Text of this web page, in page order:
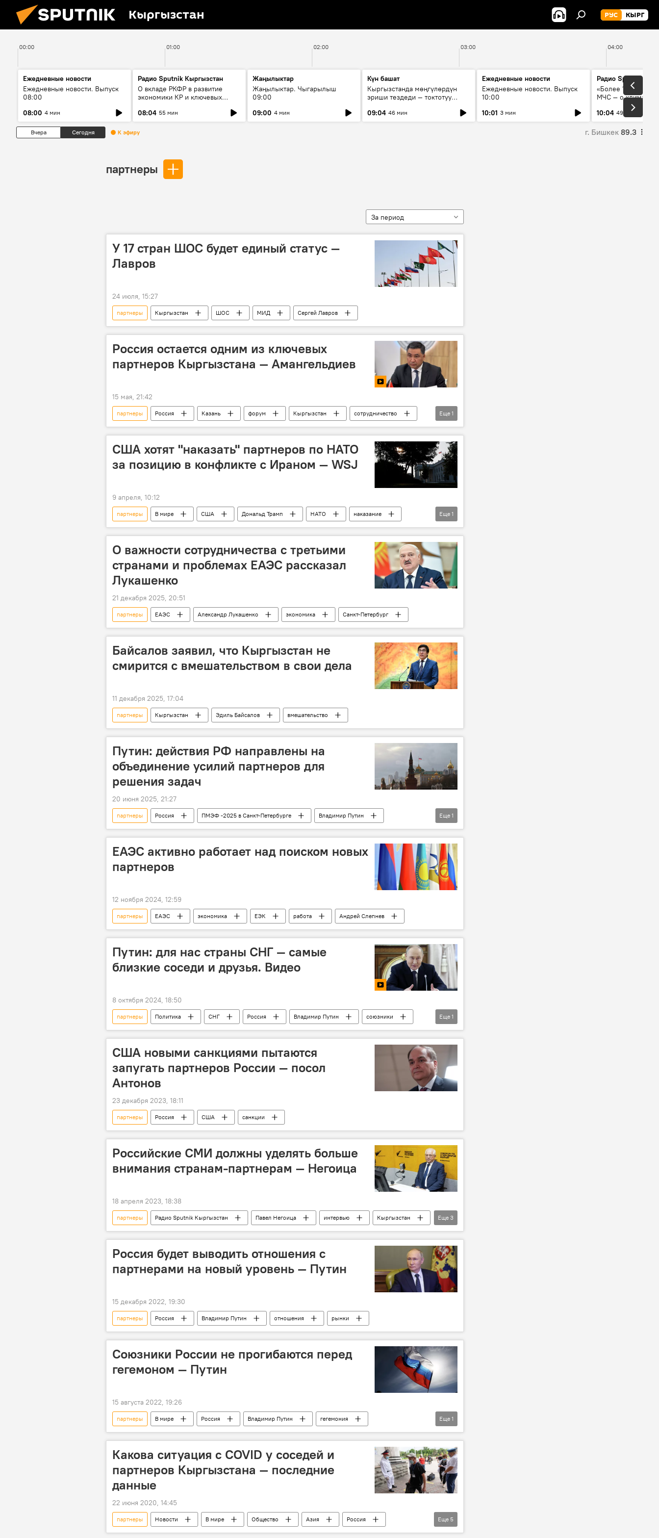
Кыргызстан РУС КЫРГ
00:00 01:00 02:00 03:00 04:00
Ежедневные новости
Ежедневные новости. Выпуск
08:00
08:00 4 мин
Радио Sputnik Кыргызстан
О вкладе РКФР в развитие
экономики КР и ключевых
08:04 55 мин
Жаңылыктар
Жаңылыктар. Чыгарылыш
09:00
09:00 4 мин
Күн башат
Кыргызстанда мөңгүлөрдүн
эриши тездеди — токтотуу
09:04 46 мин
Ежедневные новости
Ежедневные новости. Выпуск
10:00
10:01 3 мин
Радио Sputnik
«Более 1200 сёл в
МЧС — о климате,
системе
населения
10:04 49 мин
Вчера Сегодня К эфиру г. Бишкек 89.3
партнеры
За период
У 17 стран ШОС будет единый статус —
Лавров
24 июля, 15:27
партнеры Кыргызстан ШОС МИД Сергей Лавров
Россия остается одним из ключевых
партнеров Кыргызстана — Амангельдиев
15 мая, 21:42
партнеры Россия Казань форум Кыргызстан
сотрудничество
Данияр Амангельдиев
Еще 1
США хотят "наказать" партнеров по НАТО
за позицию в конфликте с Ираном — WSJ
9 апреля, 10:12
партнеры В мире США Дональд Трамп НАТО
наказание
Марк Рютте
Еще 1
О важности сотрудничества с третьими
странами и проблемах ЕАЭС рассказал
Лукашенко
21 декабря 2025, 20:51
партнеры ЕАЭС Александр Лукашенко экономика Санкт-Петербург
Байсалов заявил, что Кыргызстан не
смирится с вмешательством в свои дела
11 декабря 2025, 17:04
партнеры Кыргызстан Эдиль Байсалов вмешательство
Путин: действия РФ направлены на
объединение усилий партнеров для
решения задач
20 июня 2025, 21:27
партнеры Россия ПМЭФ -2025 в Санкт-Петербурге
Владимир Путин
дружественность
Еще 1
ЕАЭС активно работает над поиском новых
партнеров
12 ноября 2024, 12:59
партнеры ЕАЭС экономика ЕЭК работа Андрей Слепнев
Путин: для нас страны СНГ — самые
близкие соседи и друзья. Видео
8 октября 2024, 18:50
партнеры Политика СНГ Россия Владимир Путин
союзники
видео
Еще 1
США новыми санкциями пытаются
запугать партнеров России — посол
Антонов
23 декабря 2023, 18:11
партнеры Россия США санкции
Российские СМИ должны уделять больше
внимания странам-партнерам — Негоица
18 апреля 2023, 18:38
партнеры Радио Sputnik Кыргызстан Павел Негоица интервью
Кыргызстан
СМИ
страны Российская газета
Еще 3
Россия будет выводить отношения с
партнерами на новый уровень — Путин
15 декабря 2022, 19:30
партнеры Россия Владимир Путин отношения рынки
Союзники России не прогибаются перед
гегемоном — Путин
15 августа 2022, 19:26
партнеры В мире Россия Владимир Путин
гегемония
Форум "Армия-2023"
Еще 1
Какова ситуация с COVID у соседей и
партнеров Кыргызстана — последние
данные
22 июня 2020, 14:45
партнеры Новости В мире Общество Азия
Россия
коронавирус
соседи ситуация
Коронавирус - 2020
Еще 5